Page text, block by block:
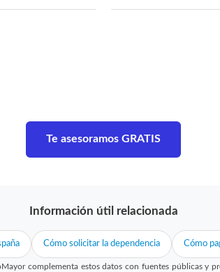
Te asesoramos GRATIS
Información útil relacionada
Cómo solicitar la dependencia Cómo
complementa estos datos con fuentes públicas y